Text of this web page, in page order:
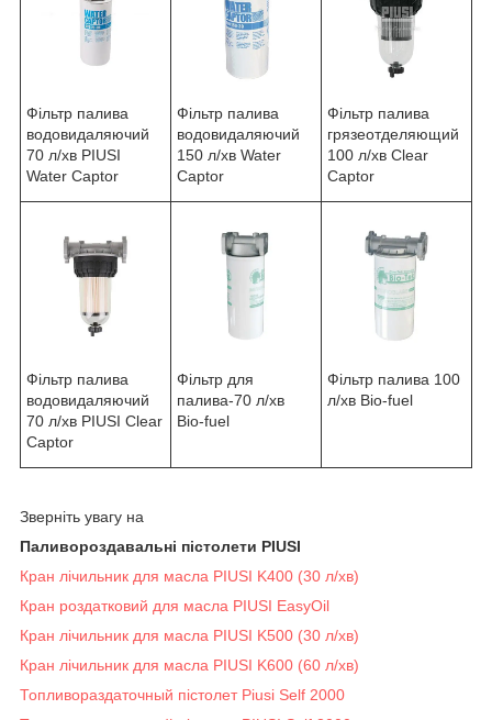
Фільтр палива
водовидаляючий
70 л/хв PIUSI
Water Сaptor
Фільтр палива
водовидаляючий
150 л/хв Water
Сaptor
Фільтр палива
грязеотделяющий
100 л/хв Clear
Captor
Фільтр палива
водовидаляючий
70 л/хв PIUSI Clear
Captor
Фільтр для
палива-70 л/хв
Bio-fuel
Фільтр палива 100
л/хв Bio-fuel
Зверніть увагу на
Паливороздавальні пістолети PIUSI
Кран лічильник для масла PIUSI K400 (30 л/хв)
Кран роздатковий для масла PIUSI EasyOil
Кран лічильник для масла PIUSI K500 (30 л/хв)
Кран лічильник для масла PIUSI K600 (60 л/хв)
Топливораздаточный пістолет Piusi Self 2000